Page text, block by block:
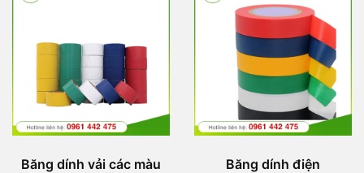
Băng dính vải các màu
Băng dính điện